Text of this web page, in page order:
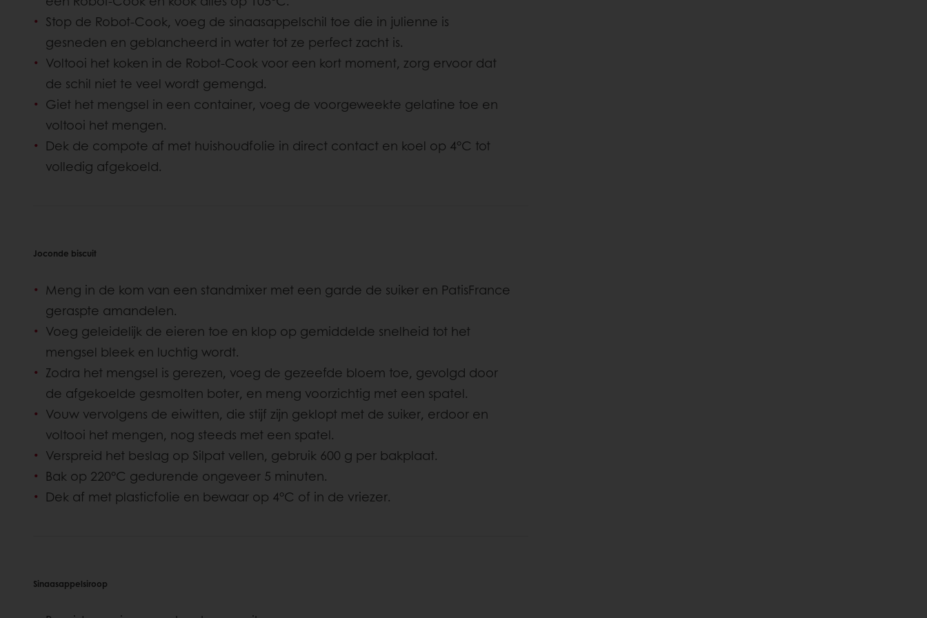
Stop de Robot-Cook, voeg de sinaasappelschil toe die in julienne is
gesneden en geblancheerd in water tot ze perfect zacht is.
Voltooi het koken in de Robot-Cook voor een kort moment, zorg ervoor dat
de schil niet te veel wordt gemengd.
Giet het mengsel in een container, voeg de voorgeweekte gelatine toe en
voltooi het mengen.
Dek de compote af met huishoudfolie in direct contact en koel op 4°C tot
volledig afgekoeld.
Joconde biscuit
Meng in de kom van een standmixer met een garde de suiker en PatisFrance
geraspte amandelen.
Voeg geleidelijk de eieren toe en klop op gemiddelde snelheid tot het
mengsel bleek en luchtig wordt.
Zodra het mengsel is gerezen, voeg de gezeefde bloem toe, gevolgd door
de afgekoelde gesmolten boter, en meng voorzichtig met een spatel.
Vouw vervolgens de eiwitten, die stijf zijn geklopt met de suiker, erdoor en
voltooi het mengen, nog steeds met een spatel.
Verspreid het beslag op Silpat vellen, gebruik 600 g per bakplaat.
Bak op 220°C gedurende ongeveer 5 minuten.
Dek af met plasticfolie en bewaar op 4°C of in de vriezer.
Sinaasappelsiroop